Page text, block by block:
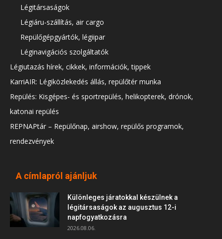
Légitársaságok
Légiáru-szállítás, air cargo
Repülőgépgyártók, légiipar
Léginavigációs szolgáltatók
Légiutazás hírek, cikkek, információk, tippek
KarriAIR: Légiközlekedés állás, repülőtér munka
Repülés: Kisgépes- és sportrepülés, helikopterek, drónok,
katonai repülés
REPNAPtár – Repülőnap, airshow, repülős programok,
rendezvények
A címlapról ajánljuk
Különleges járatokkal készülnek a
légitársaságok az augusztus 12-i
napfogyatkozásra
2026.08.06.